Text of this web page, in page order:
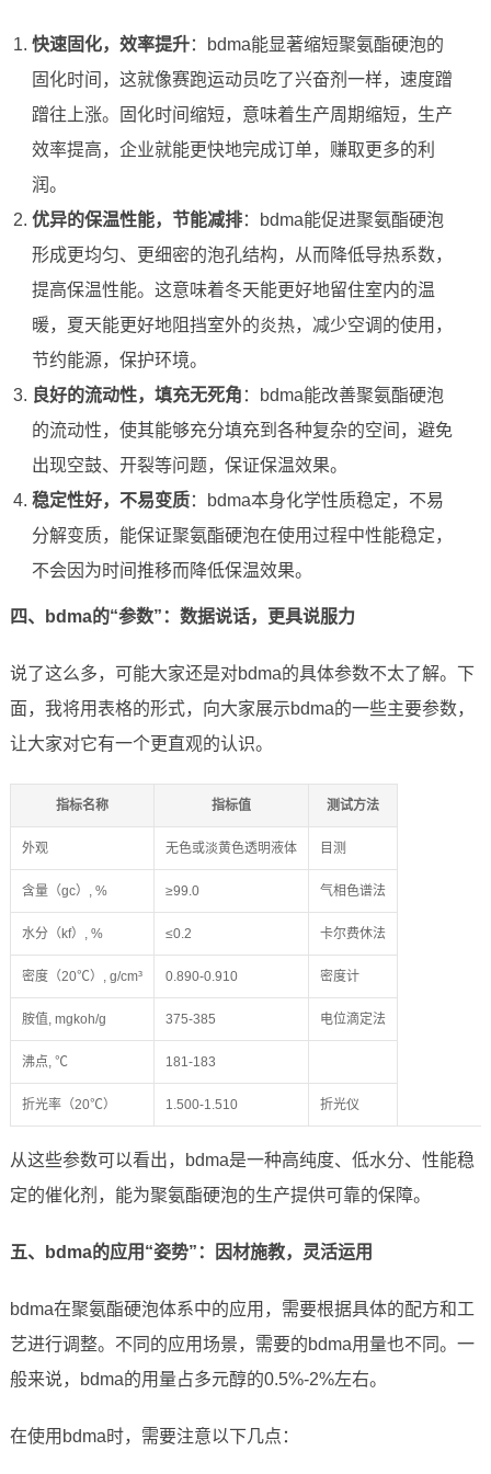
快速固化，效率提升：bdma能显著缩短聚氨酯硬泡的
固化时间，这就像赛跑运动员吃了兴奋剂一样，速度蹭
蹭往上涨。固化时间缩短，意味着生产周期缩短，生产
效率提高，企业就能更快地完成订单，赚取更多的利
润。
优异的保温性能，节能减排：bdma能促进聚氨酯硬泡
形成更均匀、更细密的泡孔结构，从而降低导热系数，
提高保温性能。这意味着冬天能更好地留住室内的温
暖，夏天能更好地阻挡室外的炎热，减少空调的使用，
节约能源，保护环境。
良好的流动性，填充无死角 ：bdma能改善聚氨酯硬泡
的流动性，使其能够充分填充到各种复杂的空间，避免
出现空鼓、开裂等问题，保证保温效果。
稳定性好，不易变质：bdma本身化学性质稳定，不易
分解变质，能保证聚氨酯硬泡在使用过程中性能稳定，
不会因为时间推移而降低保温效果。
四、bdma的“参数”：数据说话，更具说服力
说了这么多，可能大家还是对bdma的具体参数不太了解。下
面，我将用表格的形式，向大家展示bdma的一些主要参数，
让大家对它有一个更直观的认识。
指标名称 指标值 测试方法
外观 无色或淡黄色透明液体 目测
含量（gc）, % ≥99.0 气相色谱法
水分（kf）, % ≤0.2 卡尔费休法
密度（20℃）, g/cm³ 0.890-0.910 密度计
胺值, mgkoh/g 375-385 电位滴定法
沸点, ℃ 181-183
折光率（20℃） 1.500-1.510 折光仪
从这些参数可以看出，bdma是一种高纯度、低水分、性能稳
定的催化剂，能为聚氨酯硬泡的生产提供可靠的保障。
五、bdma的应用“姿势”：因材施教，灵活运用
bdma在聚氨酯硬泡体系中的应用，需要根据具体的配方和工
艺进行调整。不同的应用场景，需要的bdma用量也不同。一
般来说，bdma的用量占多元醇的0.5%-2%左右。
在使用bdma时，需要注意以下几点：